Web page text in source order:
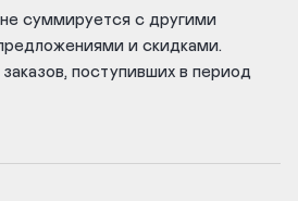
суммируется с другими
и скидками.
поступивших в период